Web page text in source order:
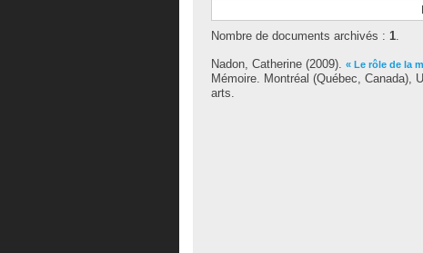
Nombre de documents archivés : 1.
Nadon, Catherine (2009). « Le rôle de la
Mémoire. Montréal (Québec, Canada),
arts.